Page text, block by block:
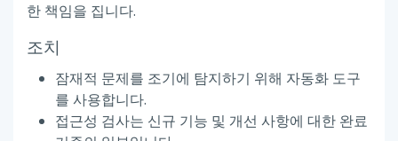
한 책임을 집니다.
조치
잠재적 문제를 조기에 탐지하기 위해 자동화 도구
를 사용합니다.
접근성 검사는 신규 기능 및 개선 사항에 대한 완료